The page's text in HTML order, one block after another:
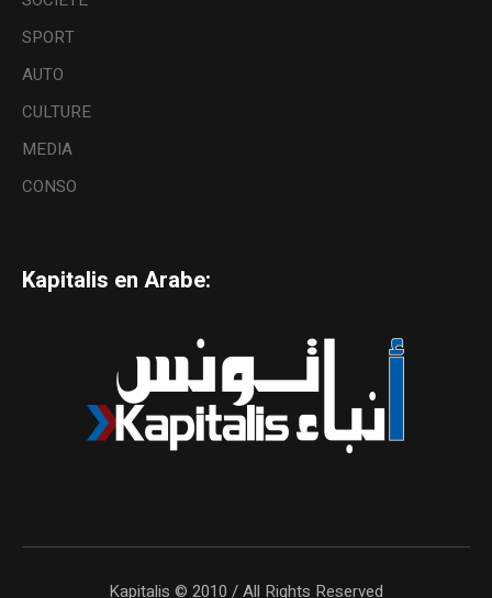
SPORT
AUTO
CULTURE
MEDIA
CONSO
Kapitalis en Arabe:
Kapitalis © 2010 / All Rights Reserved